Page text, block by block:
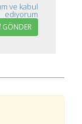
ve kabul
ediyorum
GÖNDER